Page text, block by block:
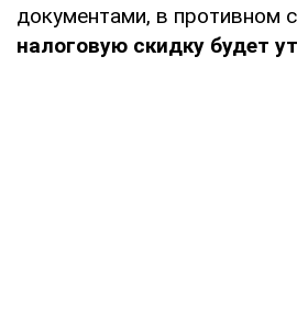
документами, в противном
налоговую скидку будет